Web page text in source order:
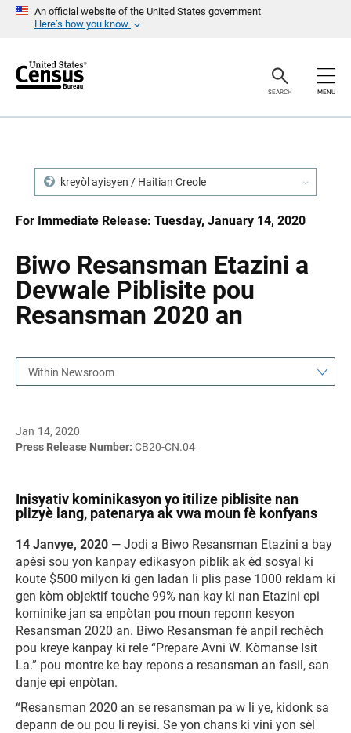
An official website of the United States government
Here’s how you know
r
SEARCH MENU
kreyòl ayisyen / Haitian Creole
For Immediate Release: Tuesday, January 14, 2020
Biwo Resansman Etazini a
Devwale Piblisite pou
Resansman 2020 an
a
Within Newsroom
Jan 14, 2020
Press Release Number: CB20-CN.04
Inisyativ kominikasyon yo itilize piblisite nan
plizyè lang, patenarya ak vwa moun fè konfyans
14 Janvye, 2020 — Jodi a Biwo Resansman Etazini a bay
apèsi sou yon kanpay edikasyon piblik ak èd sosyal ki
koute $500 milyon ki gen ladan li plis pase 1000 reklam ki
gen kòm objektif touche 99% nan kay ki nan Etazini epi
kominike jan sa enpòtan pou moun reponn kesyon
Resansman 2020 an. Biwo Resansman fè anpil rechèch
pou kreye kanpay ki rele “Prepare Avni W. Kòmanse Isit
La.” pou montre ke bay repons a resansman an fasil, san
danje epi enpòtan.
“Resansman 2020 an se resansman pa w li ye, kidonk sa
depann de ou pou li reyisi. Se yon chans ki vini yon sèl